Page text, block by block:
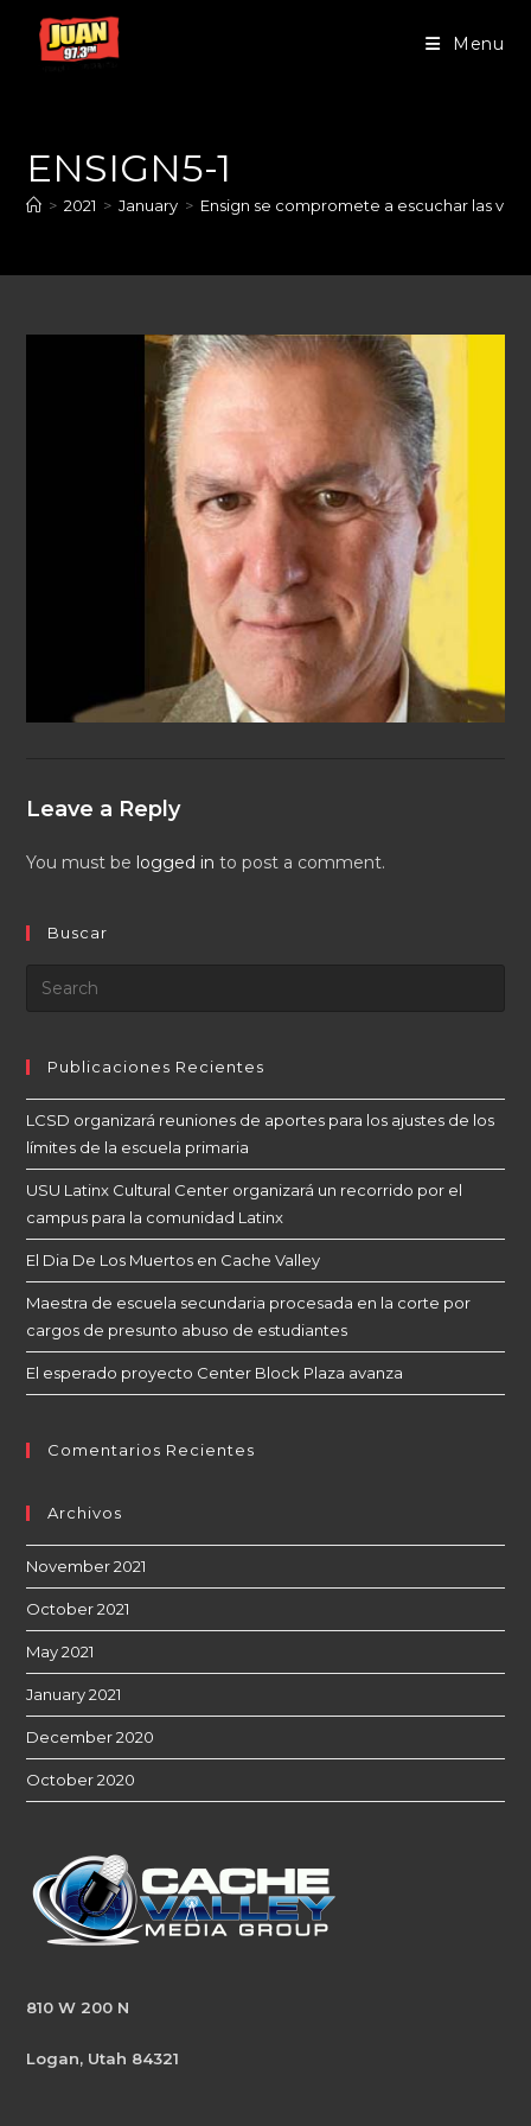
Menu
ENSIGN5-1
> 2021 > January > Ensign se compromete a escuchar las
Leave a Reply
You must be logged in to post a comment.
Buscar
Publicaciones Recientes
LCSD organizará reuniones de aportes para los ajustes de los
límites de la escuela primaria
USU Latinx Cultural Center organizará un recorrido por el
campus para la comunidad Latinx
El Dia De Los Muertos en Cache Valley
Maestra de escuela secundaria procesada en la corte por
cargos de presunto abuso de estudiantes
El esperado proyecto Center Block Plaza avanza
Comentarios Recientes
Archivos
November 2021
October 2021
May 2021
January 2021
December 2020
October 2020
810 W 200 N
Logan, Utah 84321